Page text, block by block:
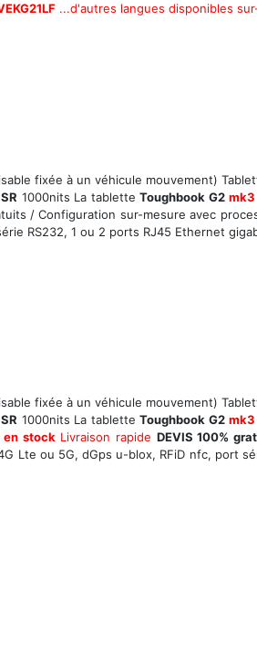
...d'autres langues disponibles
fixée à un véhicule mouvement)
1000nits La tabletteToughbook G2 mk3
/ Configuration sur-mesure avec
RS232, 1 ou 2 ports RJ45 Ethernet
fixée à un véhicule mouvement)
1000nits La tabletteToughbook G2 mk3
en stockLivraison rapide DEVIS 100%
Lte ou 5G, dGps u-blox, RFiD nfc, port